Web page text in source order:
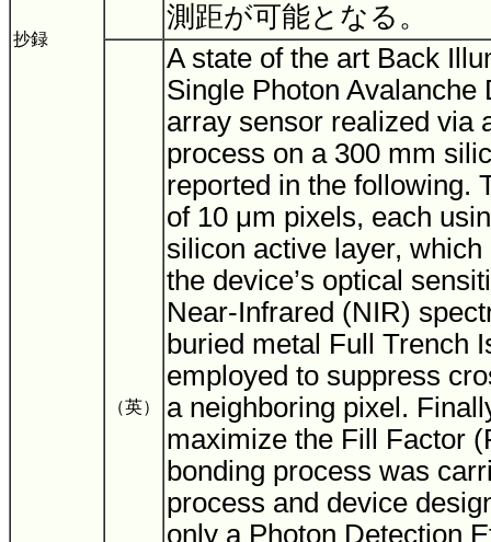
抄録
測距が可能となる。
（英）
A state of the art Back
Single Photon Avalanche
array sensor realized via
process on a 300 mm
reported in the following.
of 10 μm pixels, each
silicon active layer,
the device’s optical
Near-Infrared (NIR)
buried metal Full Trench
employed to suppress
a neighboring pixel.
maximize the Fill Factor
bonding process was
process and device
only a Photon Detection